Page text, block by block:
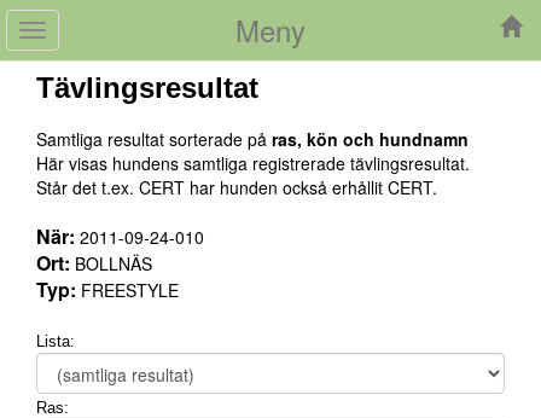
Meny
Toggle
navigation
Tävlingsresultat
Samtliga resultat sorterade på ras, kön och hundnamn
Här visas hundens samtliga registrerade tävlingsresultat.
Står det t.ex. CERT har hunden också erhållit CERT.
När: 2011-09-24-010
Ort: BOLLNÄS
Typ: FREESTYLE
Lista:
Ras: